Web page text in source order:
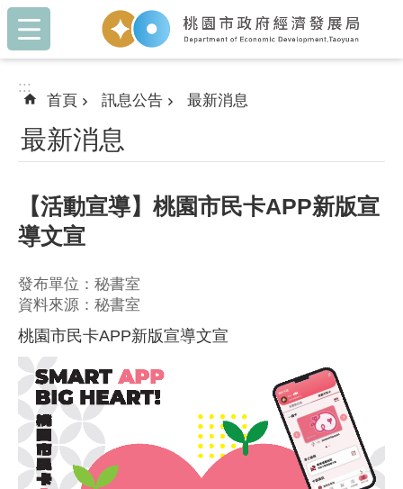
跳到主要內容區塊
:::
:::
首頁 訊息公告 最新消息
最新消息
【活動宣導】桃園市民卡APP新版宣
導文宣
發布單位：秘書室
資料來源：秘書室
桃園市民卡APP新版宣導文宣